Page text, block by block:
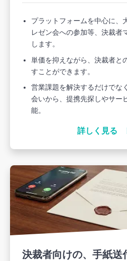
プラットフォームを中心に、
レゼン会への参加等、決裁者
します。
単価を抑えながら、決裁者と
すことができます。
営業課題を解決するだけでな
会いから、提携先探しやサー
能。
詳しく見る
決裁者向けの、手紙送